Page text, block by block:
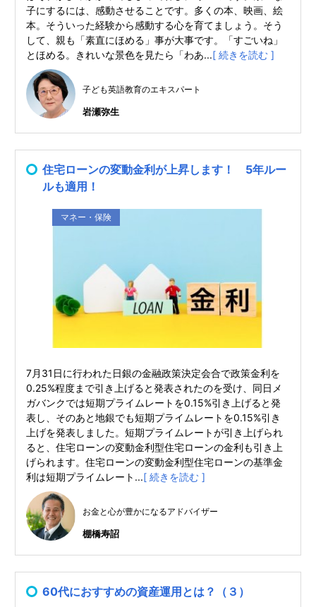
子にするには、感動させることです。多くの本、映画、絵
本。そういった経験から感動する心を育てましょう。そう
して、親も「素直にほめる」事が大事です。「すごいね」
とほめる。きれいな景色を見たら「わあ...[ 続きを読む ]
子ども英語教育のエキスパート
岩瀬弥生
住宅ローンの変動金利が上昇します！ 5年ルー
ルも適用！
マネー・保険
7月31日に行われた日銀の金融政策決定会合で政策金利を
0.25%程度まで引き上げると発表されたのを受け、同日メ
ガバンクでは短期プライムレートを0.15%引き上げると発
表し、そのあと地銀でも短期プライムレートを0.15%引き
上げを発表しました。短期プライムレートが引き上げられ
ると、住宅ローンの変動金利型住宅ローンの金利も引き上
げられます。住宅ローンの変動金利型住宅ローンの基準金
利は短期プライムレート...[ 続きを読む ]
お金と心が豊かになるアドバイザー
棚橋寿詔
60代におすすめの資産運用とは？（３）